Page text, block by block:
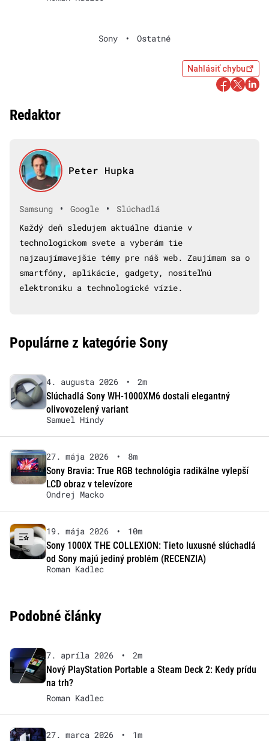
Sony • Ostatné
Nahlásiť chybu
Redaktor
Peter Hupka
Samsung • Google •
Slúchadlá
Každý deň sledujem aktuálne dianie v
technologickom svete a vyberám tie
najzaujímavejšie témy pre náš web. Zaujímam sa o
smartfóny, aplikácie, gadgety, nositeľnú
elektroniku a technologické vízie.
Populárne z kategórie Sony
4. augusta 2026 •
2m
Slúchadlá Sony WH-1000XM6 dostali elegantný
olivovozelený variant
Samuel Hindy
27. mája 2026 •
8m
Sony Bravia: True RGB technológia radikálne vylepší
LCD obraz v televízore
Ondrej Macko
19. mája 2026 •
10m
Sony 1000X THE COLLEXION: Tieto luxusné slúchadlá
od Sony majú jediný problém (RECENZIA)
Roman Kadlec
Podobné články
7. apríla 2026 •
2m
Nový PlayStation Portable a Steam Deck 2: Kedy prídu
na trh?
Roman Kadlec
27. marca 2026 •
1m